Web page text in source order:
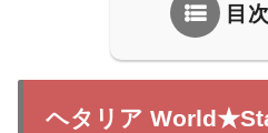
目次
ヘタリア